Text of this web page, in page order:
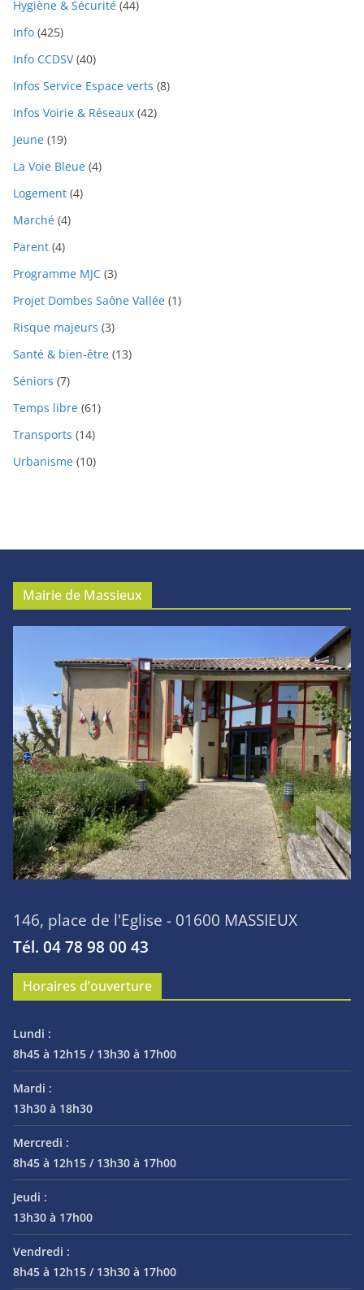
Hygiène & Sécurité (44)
Info (425)
Info CCDSV(40)
Infos Service Espace verts (8)
Infos Voirie & Réseaux (42)
Jeune (19)
La Voie Bleue (4)
Logement (4)
Marché (4)
Parent (4)
Programme MJC (3)
Projet Dombes Saône Vallée (1)
Risque majeurs (3)
Santé & bien-être (13)
Séniors (7)
Temps libre (61)
Transports (14)
Urbanisme (10)
Mairie de Massieux
146, place de l'Eglise - 01600 MASSIEUX
Tél. 04 78 98 00 43
Horaires d’ouverture
Lundi :
8h45 à 12h15 / 13h30 à 17h00
Mardi :
13h30 à 18h30
Mercredi :
8h45 à 12h15 / 13h30 à 17h00
Jeudi :
13h30 à 17h00
Vendredi :
8h45 à 12h15 / 13h30 à 17h00